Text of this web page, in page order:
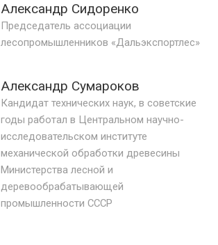
Александр Сидоренко
Председатель ассоциации
лесопромышленников «Дальэкспортлес»
Александр Сумароков
Кандидат технических наук, в советские
годы работал в Центральном научно-
исследовательском институте
механической обработки древесины
Министерства лесной и
деревообрабатывающей
промышленности СССР